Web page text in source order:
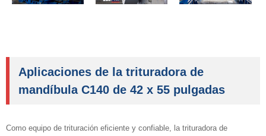
Aplicaciones de la trituradora de
mandíbula C140 de 42 x 55 pulgadas
Como equipo de trituración eficiente y confiable, la trituradora de